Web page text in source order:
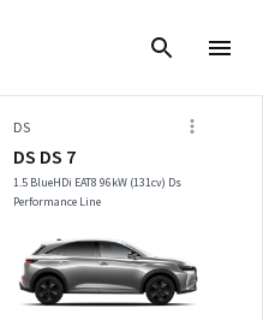
DS
DS DS 7
1.5 BlueHDi EAT8 96kW (131cv) Ds
Performance Line